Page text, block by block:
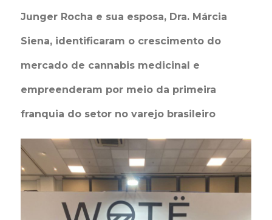
Junger Rocha e sua esposa, Dra. Márcia
Siena, identificaram o crescimento do
mercado de cannabis medicinal e
empreenderam por meio da primeira
franquia do setor no varejo brasileiro